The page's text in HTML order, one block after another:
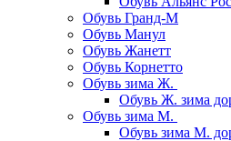
Обувь Гранд-М
Обувь Манул
Обувь Жанетт
Обувь Корнетто
Обувь зима Ж.
Обувь Ж. зима
Обувь зима М.
Обувь зима М.